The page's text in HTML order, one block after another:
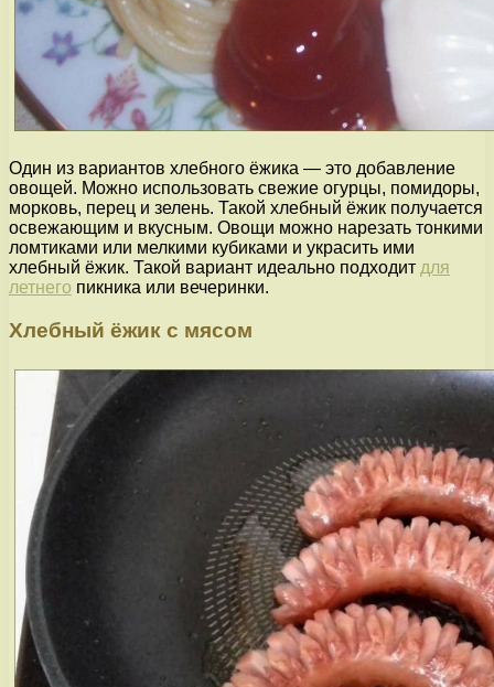
Один из вариантов хлебного ёжика — это добавление
овощей. Можно использовать свежие огурцы, помидоры,
морковь, перец и зелень. Такой хлебный ёжик получается
освежающим и вкусным. Овощи можно нарезать тонкими
ломтиками или мелкими кубиками и украсить ими
хлебный ёжик. Такой вариант идеально подходит для
летнего пикника или вечеринки.
Хлебный ёжик с мясом